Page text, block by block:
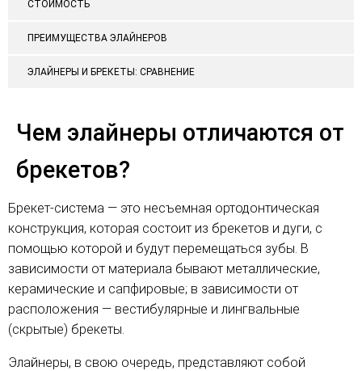
СТОИМОСТЬ
ПРЕИМУЩЕСТВА ЭЛАЙНЕРОВ
ЭЛАЙНЕРЫ И БРЕКЕТЫ: СРАВНЕНИЕ
Чем элайнеры отличаются от
брекетов?
Брекет-система — это несъемная ортодонтическая
конструкция, которая состоит из брекетов и дуги, с
помощью которой и будут перемещаться зубы. В
зависимости от материала бывают металлические,
керамические и сапфировые; в зависимости от
расположения — вестибулярные и лингвальные
(скрытые) брекеты.
Элайнеры, в свою очередь, представляют собой